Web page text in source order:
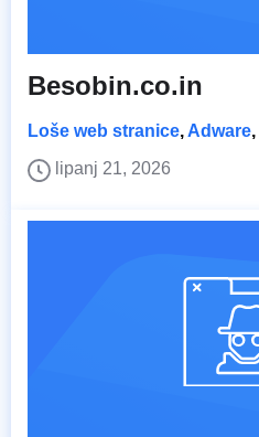
Besobin.co.in
Loše web stranice, Adware,
lipanj 21, 2026